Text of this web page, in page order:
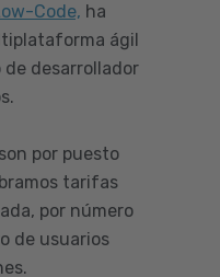
Code, ha
ágil
desarrollador
por puesto
tarifas
por número
de usuarios